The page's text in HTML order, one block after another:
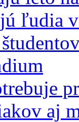
ľudia
aj